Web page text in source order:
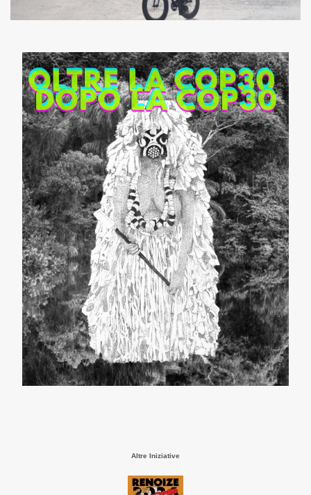
Altre Iniziative